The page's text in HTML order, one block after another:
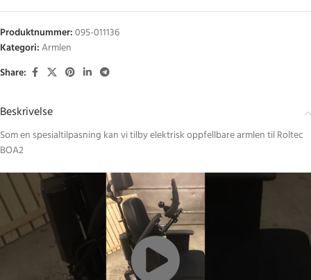
Produktnummer:095-011136
Kategori:Armlen
Share:
Beskrivelse
Som en spesialtilpasning kan vi tilby elektrisk oppfellbare armlen til Roltec
BOA2